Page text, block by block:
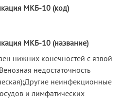
МКБ-10 (код)
МКБ-10 (название)
нижних конечностей с язвой
недостаточность
неинфекционные
и лимфатических